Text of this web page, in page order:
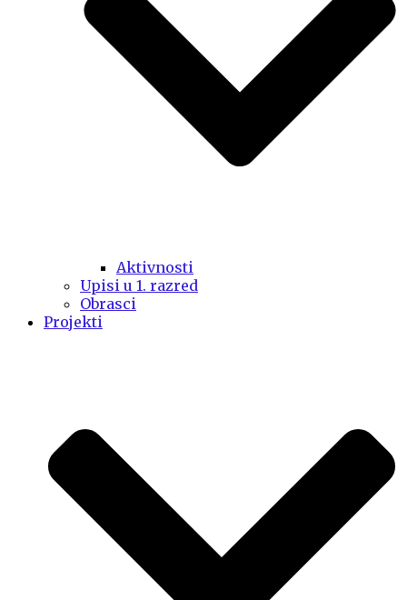
Aktivnosti
Upisi u 1. razred
Obrasci
Projekti